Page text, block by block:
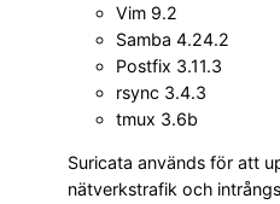
Vim 9.2
Samba 4.24.2
Postfix 3.11.3
rsync 3.4.3
tmux 3.6b
Suricata används för att
nätverkstrafik och